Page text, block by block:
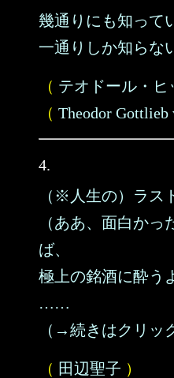
幾通りにも知って
一通りしか知らな
（ テオドール・ヒ
（ Theodor Gottlieb
4.
（※人生の）ラス
（ああ、面白か
ば、
極上の銘酒に酔う
……
（→続きはクリッ
（ 田辺聖子 ）